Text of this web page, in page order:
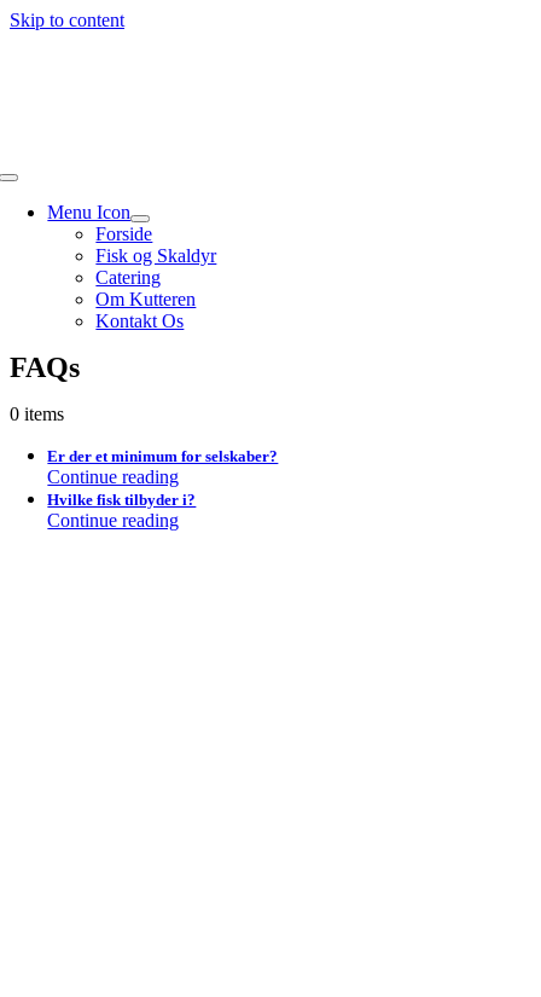
Skip to content
Menu Icon
Forside
Fisk og Skaldyr
Catering
Om Kutteren
Kontakt Os
FAQs
0 items
Er der et minimum for selskaber?
Continue reading
Hvilke fisk tilbyder i?
Continue reading